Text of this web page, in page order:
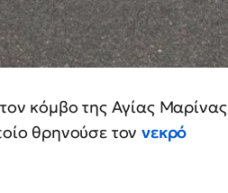
κόμβο της Αγίας Μαρίνας
θρηνούσε τοννεκρό